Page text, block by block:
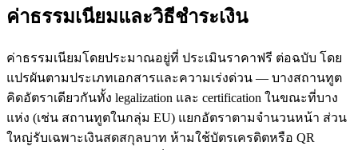
ค่าธรรมเนียมและวิธีชำระเงิน
ค่าธรรมเนียมโดยประมาณอยู่ที่ ประเมินราคาฟรี ต่อฉบับ โดย
แปรผันตามประเภทเอกสารและความเร่งด่วน — บางสถานทูต
คิดอัตราเดียวกันทั้ง legalization และ certification ในขณะที่บาง
แห่ง (เช่น สถานทูตในกลุ่ม EU) แยกอัตราตามจำนวนหน้า ส่วน
ใหญ่รับเฉพาะเงินสดสกุลบาท ห้ามใช้บัตรเครดิตหรือ QR